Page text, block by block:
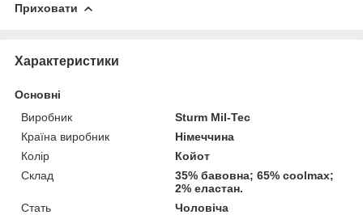
Приховати
Характеристики
Основні
Виробник
Sturm Mil-Tec
Країна виробник
Німеччина
Колір
Койот
Склад
35% бавовна; 65% coolmax;
2% еластан.
Стать
Чоловіча